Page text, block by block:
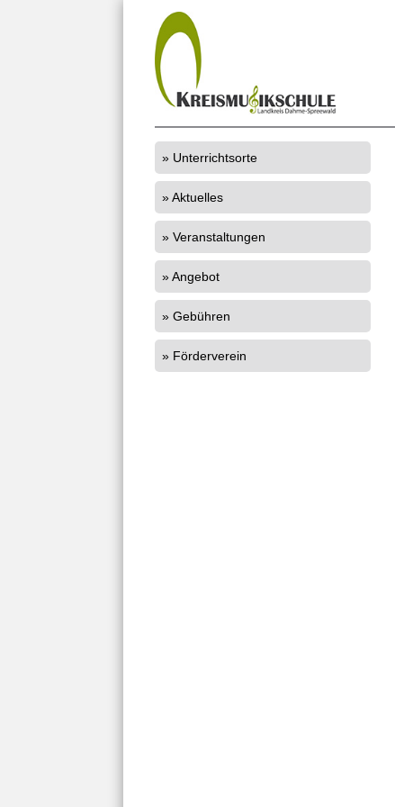
Unterrichtsorte
Aktuelles
Veranstaltungen
Angebot
Gebühren
Förderverein